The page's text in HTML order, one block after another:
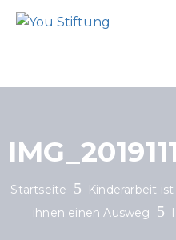
Startseite
Kinderarbeit
ihnen einen Ausweg